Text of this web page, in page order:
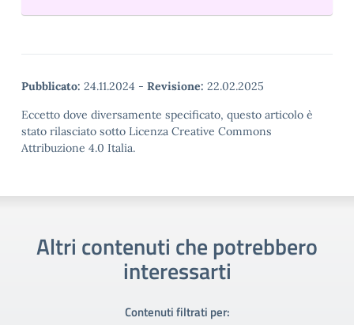
Pubblicato: 24.11.2024 - Revisione: 22.02.2025
Eccetto dove diversamente specificato, questo articolo è
stato rilasciato sotto Licenza Creative Commons
Attribuzione 4.0 Italia.
Altri contenuti che potrebbero
interessarti
Contenuti filtrati per: